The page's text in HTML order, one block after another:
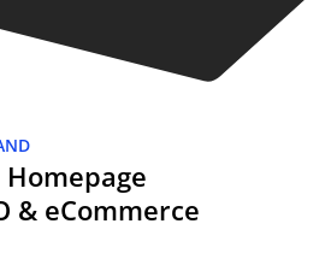
& eCommerce